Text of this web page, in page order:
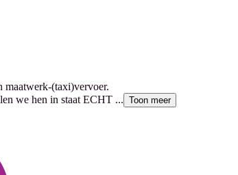
maatwerk-(taxi)vervoer.
we hen in staat ECHT ... Toon meer